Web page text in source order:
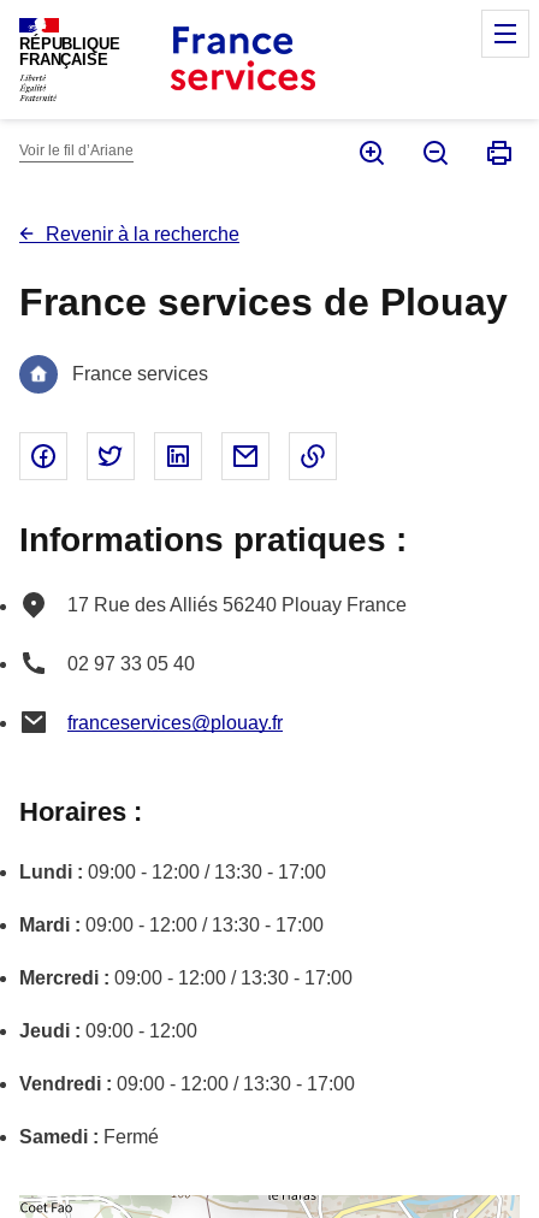
RÉPUBLIQUE
FRANÇAISE
Voir le fil d’Ariane
Revenir à la recherche
France services de Plouay
France services
Partager sur Facebook - nouvelle fenêtre
Partager sur Twitter - nouvelle fenêtre
Partager sur Linked In - nouvelle
Partager par email - nouvelle
Informations pratiques :
17 Rue des Alliés 56240 Plouay France
02 97 33 05 40
franceservices@plouay.fr
Horaires :
Lundi : 09:00 - 12:00 / 13:30 - 17:00
Mardi : 09:00 - 12:00 / 13:30 - 17:00
Mercredi : 09:00 - 12:00 / 13:30 - 17:00
Jeudi : 09:00 - 12:00
Vendredi : 09:00 - 12:00 / 13:30 - 17:00
Samedi : Fermé